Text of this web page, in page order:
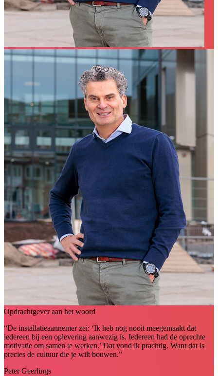
Opdrachtgever aan het woord
“De installatieaannemer zei: ‘Ik heb nog nooit meegemaakt dat
iedereen bij een oplevering aanwezig is. Iedereen had de oprechte
motivatie om samen te werken.’ Dat vond ik prachtig. Want dat is
precies de cultuur die je wilt bouwen.”
Peter Geerlings